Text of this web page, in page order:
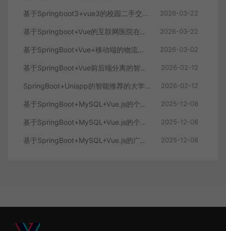
基于Springboot3+vue3的校园二手交易平台 2026-03-22
基于Springboot+Vue的互联网医院在线问诊系统 2026-03-22
基于SpringBoot+Vue+移动端的物流快递系统 2026-03-02
基于SpringBoot+Vue前后端分离的智能知识库问答系统 2026-02-12
SpringBoot+Uniapp的智能推荐的大学生社交平台 2026-02-12
基于SpringBoot+MySQL+Vue.js的个人健康管理系统(附论文) 2025-12-08
基于SpringBoot+MySQL+Vue.js的个性化推荐电商系统(附论文) 2025-12-08
基于SpringBoot+MySQL+Vue.js的广西文化传承小程序(附论文) 2025-12-08